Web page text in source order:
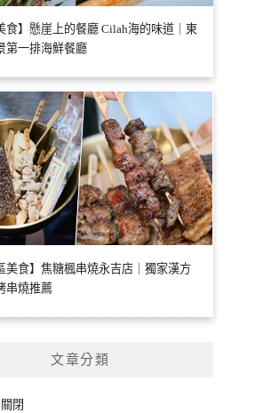
食】懸崖上的餐廳 Cilah海的味道｜東
第一排海鮮餐廳
美食】焦糖楓串燒永吉店｜獨家漢方
串燒推薦
文章分類
關閉